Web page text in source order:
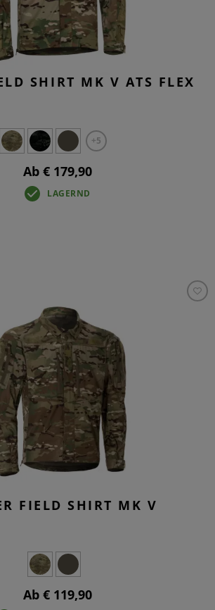
SHIRT MK V ATS FLEX
+5
Ab € 179,90
LAGERND
FIELD SHIRT MK V
Ab € 119,90